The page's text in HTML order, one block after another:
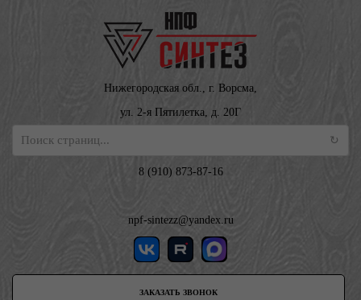
Нижегородская обл., г. Ворсма,
ул. 2-я Пятилетка, д. 20Г
8 (910) 873-87-16
npf-sintezz@yandex.ru
ЗАКАЗАТЬ ЗВОНОК